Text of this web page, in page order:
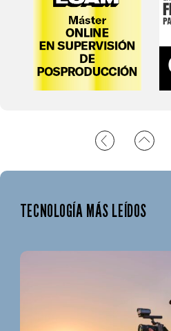
TECNOLOGÍA MÁS LEÍDOS